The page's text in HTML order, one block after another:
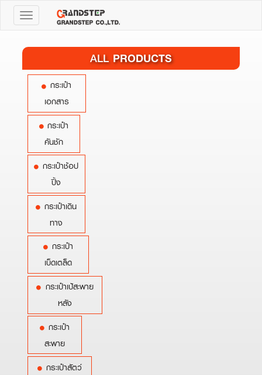
Toggle
ALL PRODUCTS
กระเป๋า
เอกสาร
กระเป๋า
คันชัก
กระเป๋าช้อป
ปิ้ง
กระเป๋าเดิน
ทาง
กระเป๋า
เบ็ดเตล็ด
กระเป๋าเป้สะพาย
หลัง
กระเป๋า
สะพาย
กระเป๋าสัตว์